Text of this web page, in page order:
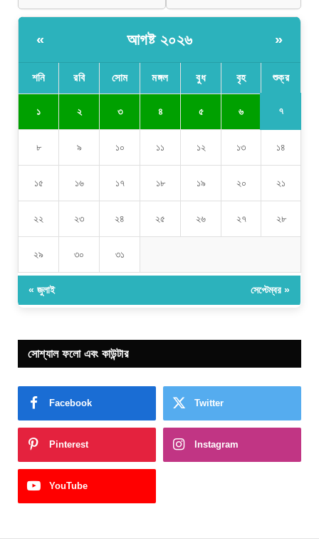
« আগষ্ট ২০২৬ »
শনি রবি সোম মঙ্গল বুধ বৃহ শুক্র
১ ২ ৩ ৪ ৫ ৬ ৭
৮ ৯ ১০ ১১ ১২ ১৩ ১৪
১৫ ১৬ ১৭ ১৮ ১৯ ২০ ২১
২২ ২৩ ২৪ ২৫ ২৬ ২৭ ২৮
২৯ ৩০ ৩১
« জুলাই সেপ্টেম্বর »
সোশ্যাল ফলো এবং কাউন্টার
Facebook Twitter
Pinterest Instagram
YouTube